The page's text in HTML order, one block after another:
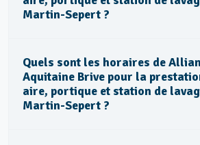
Martin-Sepert ?
Quels sont les horaires de
Aquitaine Brive pour la
aire, portique et station de
Martin-Sepert ?